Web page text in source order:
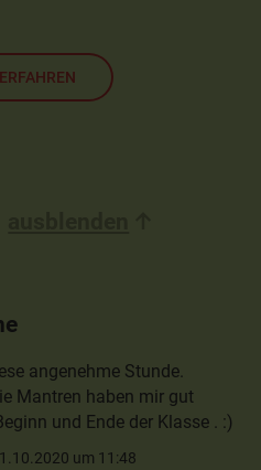
angenehme Stunde.
Mantren haben mir gut
und Ende der Klasse . :)
um 11:48